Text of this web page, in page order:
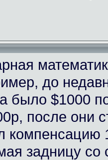
до
было $1000
после они
компенсацию
задницу со